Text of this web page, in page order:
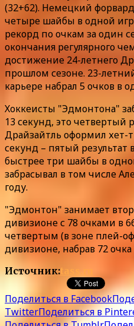
(32+62). Немецкий
четыре шайбы в одной
рекорд по очкам за один
окончания регулярного
достижение 24-летнего
прошлом сезоне. 23-
карьере набрал 5 очков в
Хоккеисты "Эдмонтона"
13 секунд, это четвертый
Драйзайтль оформил хет-
секунд – пятый результат
быстрее три шайбы в
забрасывал в том числе
году.
"Эдмонтон" занимает
дивизионе с 78 очками в
четвертым (в зоне плей-
дивизионе, набрав 72 очка
Источник:tass.ru
Поделиться в Facebook
TwitterПоделиться в